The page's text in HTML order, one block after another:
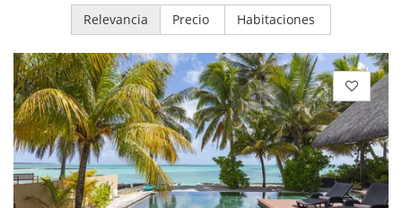
Relevancia Precio Habitaciones